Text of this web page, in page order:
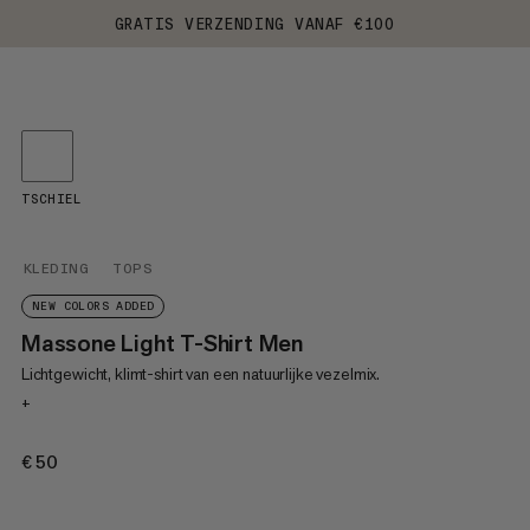
GRATIS VERZENDING VANAF €100
KLEDING TOPS
NEW COLORS ADDED
Massone Light T-Shirt Men
Lichtgewicht, klimt-shirt van een natuurlijke vezelmix.
+
€50
TSCHIEL